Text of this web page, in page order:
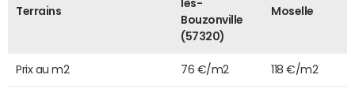
Terrains
lès-
Bouzonville
(57320)
Moselle
Prix au m2 76 €/m2 118 €/m2